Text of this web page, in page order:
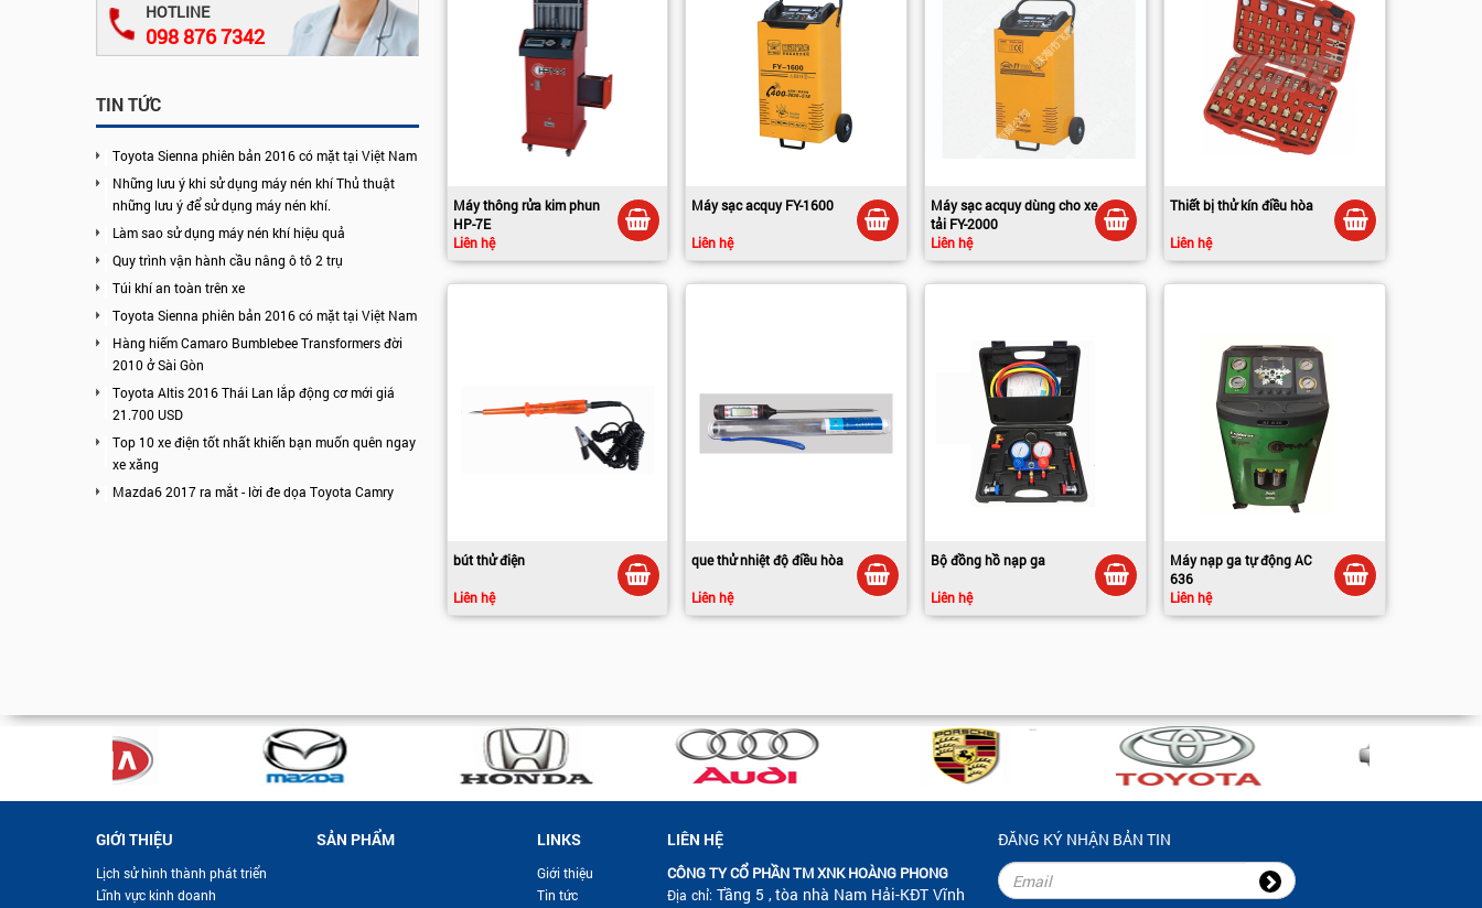
HOTLINE
098 876 7342
TIN TỨC
Toyota Sienna phiên bản 2016 có mặt tại Việt Nam
Những lưu ý khi sử dụng máy nén khí Thủ thuật
những lưu ý để sử dụng máy nén khí.
Làm sao sử dụng máy nén khí hiệu quả
Quy trình vận hành cầu nâng ô tô 2 trụ
Túi khí an toàn trên xe
Toyota Sienna phiên bản 2016 có mặt tại Việt Nam
Hàng hiếm Camaro Bumblebee Transformers đời
2010 ở Sài Gòn
Toyota Altis 2016 Thái Lan lắp động cơ mới giá
21.700 USD
Top 10 xe điện tốt nhất khiến bạn muốn quên ngay
xe xăng
Mazda6 2017 ra mắt - lời đe dọa Toyota Camry
Máy thông rửa kim phun
HP-7E
Liên hệ
Máy sạc acquy FY-1600
Liên hệ
Máy sạc acquy dùng cho xe
tải FY-2000
Liên hệ
Thiết bị thử kín điều hòa
Liên hệ
bút thử điện
Liên hệ
que thử nhiệt độ điều hòa
Liên hệ
Bộ đồng hồ nạp ga
Liên hệ
Máy nạp ga tự động AC
636
Liên hệ
GIỚI THIỆU
Lịch sử hình thành phát triển
Lĩnh vực kinh doanh
SẢN PHẨM LINKS
Giới thiệu
Tin tức
LIÊN HỆ
CÔNG TY CỔ PHẦN TM XNK HOÀNG PHONG
Địa chỉ: Tầng 5 , tòa nhà Nam Hải-KĐT Vĩnh
ĐĂNG KÝ NHẬN BẢN TIN